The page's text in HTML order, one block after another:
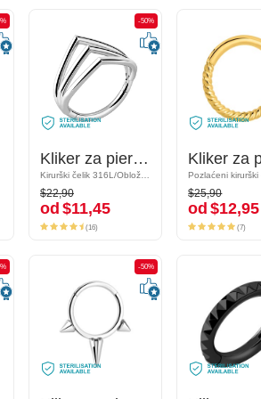
-50%
Kliker za piercing (kirurški čelik, srebrna, sjajna završna obrada)
Kirurški čelik 316L/Obloženi mesing
$22,90
od$11,45
-50%
Kliker za piercing (kirurški čelik, srebrna, sjajna završna obrada)
Kirurški čelik 316L/Obloženi mesing
$22,90
od $11,45
(16)
$25,90
od$12,95
$25,90
od $12,95
(7)
-50%
-50%